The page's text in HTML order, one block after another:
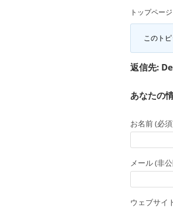
トップページ
このトピ
返信先:
あなたの
お名前 (必
メール (非
ウェブサイ